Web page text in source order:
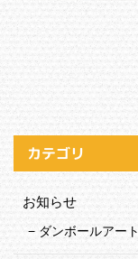
カテゴリ
お知らせ
ダンボールアート